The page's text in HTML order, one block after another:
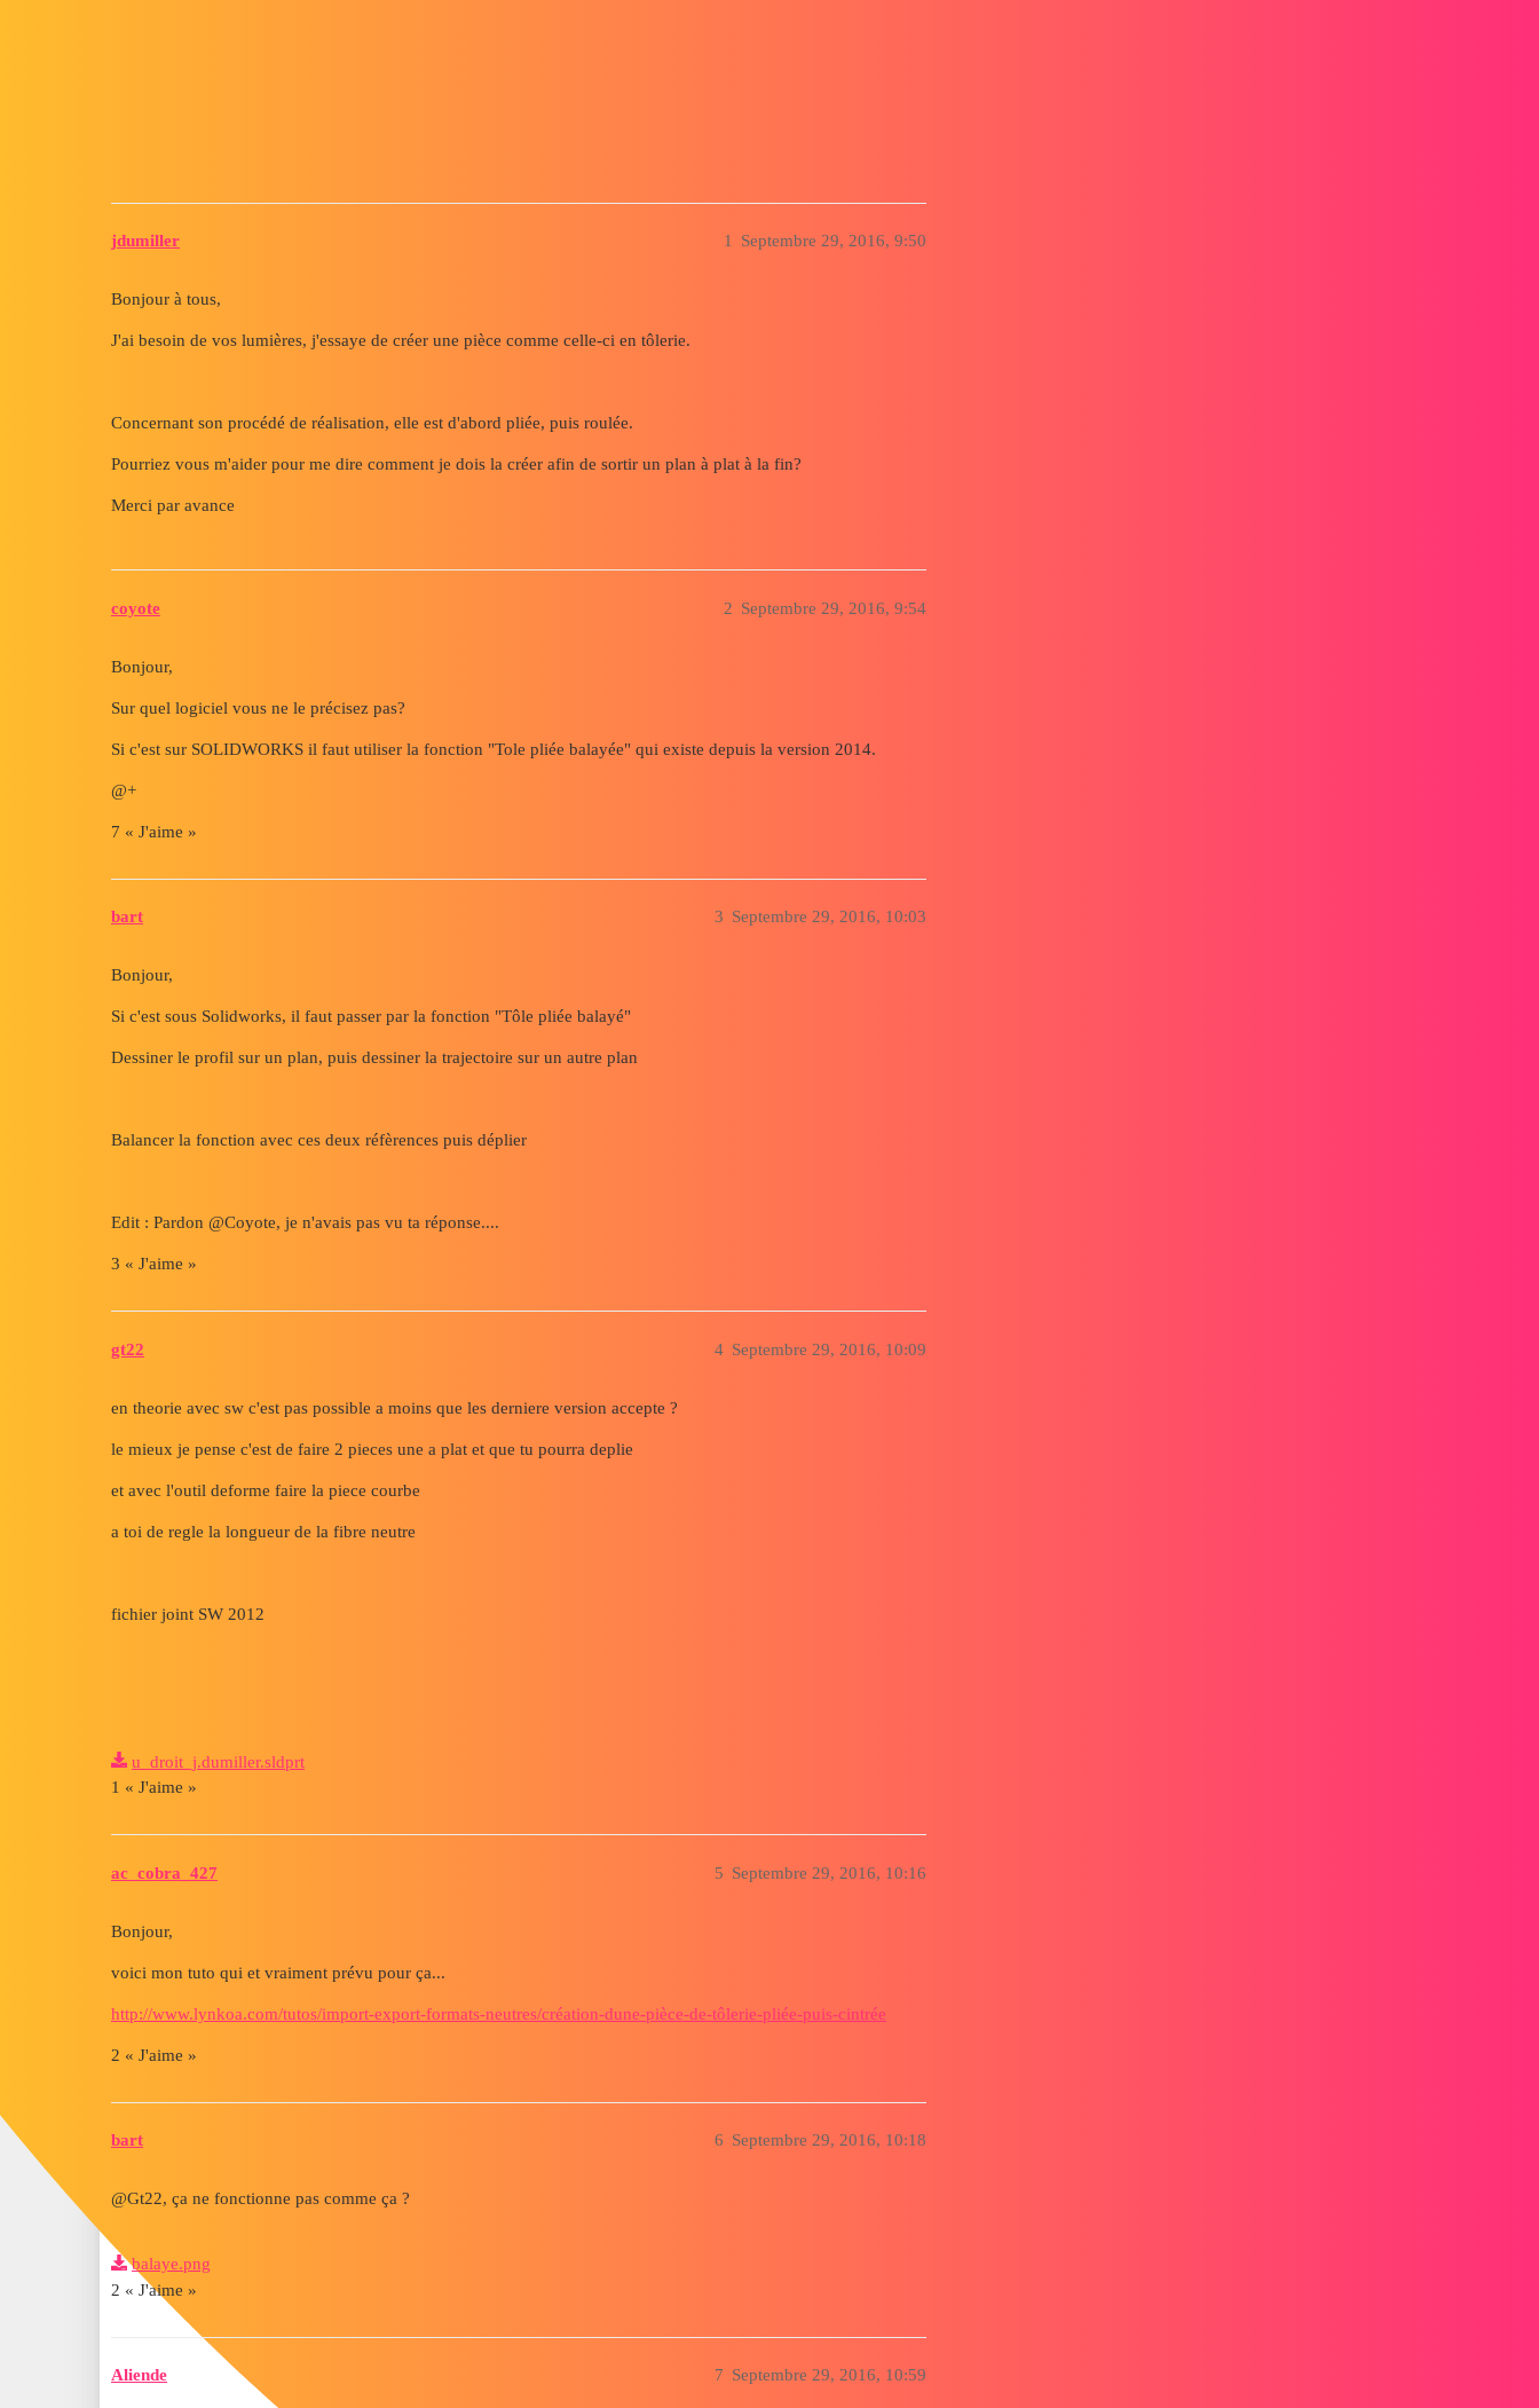
jdumiller Septembre 29, 2016, 9:50
1
Bonjour à tous,
J'ai besoin de vos lumières, j'essaye de créer une pièce comme celle-ci en tôlerie.
Concernant son procédé de réalisation, elle est d'abord pliée, puis roulée.
Pourriez vous m'aider pour me dire comment je dois la créer afin de sortir un plan à plat à la fin?
Merci par avance
coyote Septembre 29, 2016, 9:54
2
Bonjour,
Sur quel logiciel vous ne le précisez pas?
Si c'est sur SOLIDWORKS il faut utiliser la fonction "Tole pliée balayée" qui existe depuis la version 2014.
@+
7 « J'aime »
bart Septembre 29, 2016, 10:03
3
Bonjour,
Si c'est sous Solidworks, il faut passer par la fonction "Tôle pliée balayé"
Dessiner le profil sur un plan, puis dessiner la trajectoire sur un autre plan
Balancer la fonction avec ces deux réfèrences puis déplier
Edit : Pardon @Coyote, je n'avais pas vu ta réponse....
3 « J'aime »
gt22 Septembre 29, 2016, 10:09
4
en theorie avec sw c'est pas possible a moins que les derniere version accepte ?
le mieux je pense c'est de faire 2 pieces une a plat et que tu pourra deplie
et avec l'outil deforme faire la piece courbe
a toi de regle la longueur de la fibre neutre
fichier joint SW 2012
u_droit_j.dumiller.sldprt
1 « J'aime »
ac_cobra_427 Septembre 29, 2016, 10:16
5
Bonjour,
voici mon tuto qui et vraiment prévu pour ça...
http://www.lynkoa.com/tutos/import-export-formats-neutres/création-dune-pièce-de-tôlerie-pliée-puis-cintrée
2 « J'aime »
bart Septembre 29, 2016, 10:18
6
@Gt22, ça ne fonctionne pas comme ça ?
balaye.png
2 « J'aime »
Aliende Septembre 29, 2016, 10:59
7